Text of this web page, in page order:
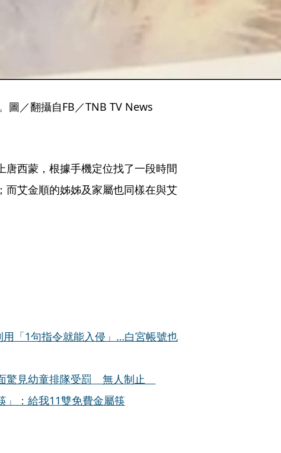
圖／翻攝自FB／TNB TV News
西蒙，根據手機定位找了一段時間
艾金順的姊姊及家屬也同樣在與艾
「1句指令就能入侵」…白宮帳號也
驚見幼童排隊受罰 無人制止
：給我11雙免費金屬筷